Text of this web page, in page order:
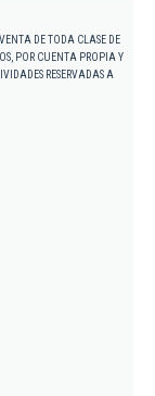
DE TODA CLASE DE
POR CUENTA PROPIA Y
RESERVADAS A